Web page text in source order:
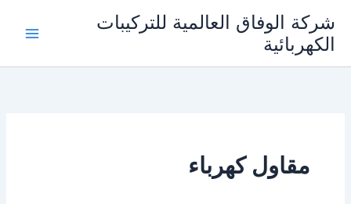
المحتوى
شركة الوفاق العالمية للتركيبات
الكهربائية
مقاول كهرباء